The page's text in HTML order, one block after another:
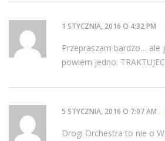
1 STYCZNIA, 2016 O 4:32 PM
Przepraszam bardzo… ale
powiem jedno:
5 STYCZNIA, 2016 O 7:07 AM
Drogi Orchestra to nie o